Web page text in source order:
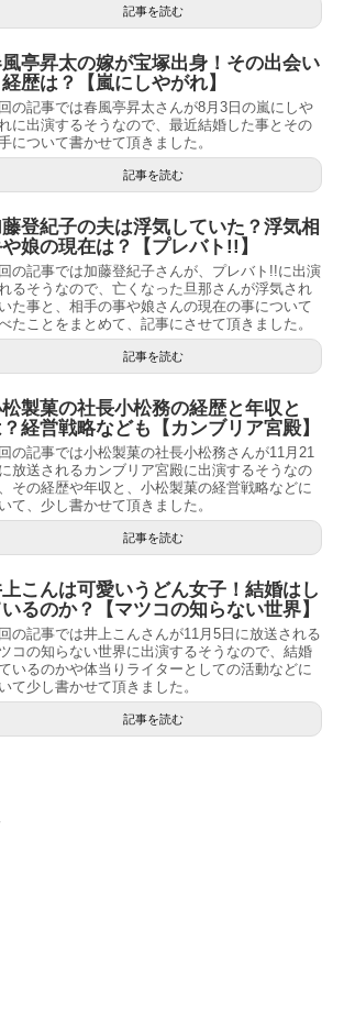
記事を読む
亭昇太の嫁が宝塚出身！その出会い
経歴は？【嵐にしやがれ】
の記事では春風亭昇太さんが8月3日の嵐にしや
に出演するそうなので、最近結婚した事とその
について書かせて頂きました。
記事を読む
登紀子の夫は浮気していた？浮気相
娘の現在は？【プレバト!!】
の記事では加藤登紀子さんが、プレバト!!に出演
るそうなので、亡くなった旦那さんが浮気され
た事と、相手の事や娘さんの現在の事について
たことをまとめて、記事にさせて頂きました。
記事を読む
製菓の社長小松務の経歴と年収と
経営戦略なども【カンブリア宮殿】
の記事では小松製菓の社長小松務さんが11月21
放送されるカンブリア宮殿に出演するそうなの
その経歴や年収と、小松製菓の経営戦略などに
て、少し書かせて頂きました。
記事を読む
こんは可愛いうどん女子！結婚はし
るのか？【マツコの知らない世界】
の記事では井上こんさんが11月5日に放送される
コの知らない世界に出演するそうなので、結婚
いるのかや体当りライターとしての活動などに
て少し書かせて頂きました。
記事を読む